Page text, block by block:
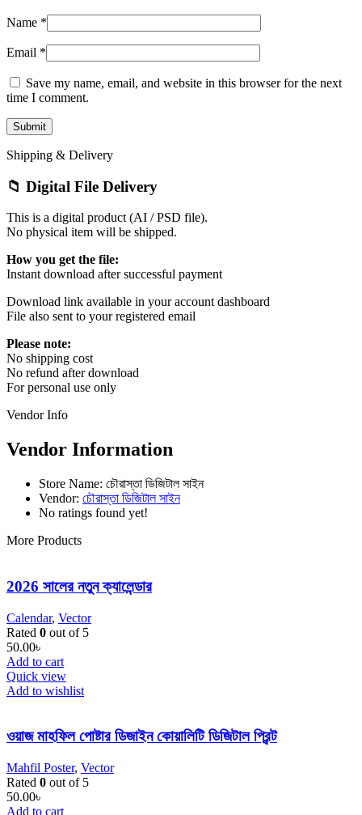
Name *
Email *
Save my name, email, and website in this browser for the next
time I comment.
Shipping & Delivery
📁 Digital File Delivery
This is a digital product (AI / PSD file).
No physical item will be shipped.
How you get the file:
Instant download after successful payment
Download link available in your account dashboard
File also sent to your registered email
Please note:
No shipping cost
No refund after download
For personal use only
Vendor Info
Vendor Information
Store Name: চৌরাস্তা ডিজিটাল সাইন
Vendor: চৌরাস্তা ডিজিটাল সাইন
No ratings found yet!
More Products
2026 সালের নতুন ক্যালেন্ডার
Calendar, Vector
Rated 0 out of 5
50.00৳
Add to cart
Quick view
Add to wishlist
ওয়াজ মাহফিল পোষ্টার ডিজাইন কোয়ালিটি ডিজিটাল প্রিন্ট
Mahfil Poster, Vector
Rated 0 out of 5
50.00৳
Add to cart